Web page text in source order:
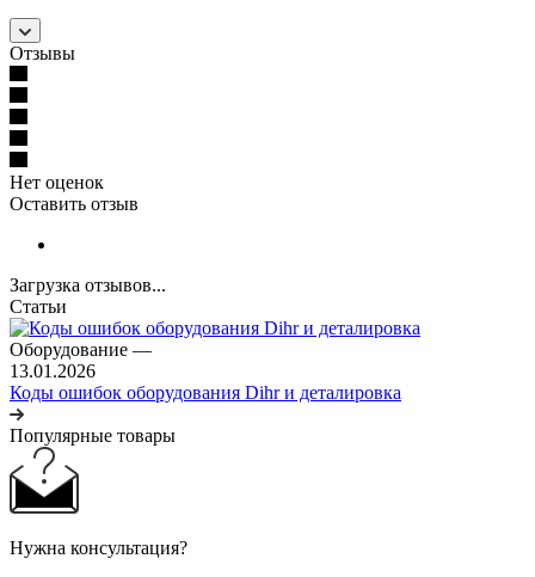
Отзывы
Нет оценок
Оставить отзыв
Загрузка отзывов...
Статьи
Оборудование —
13.01.2026
Коды ошибок оборудования Dihr и деталировка
Популярные товары
Нужна консультация?